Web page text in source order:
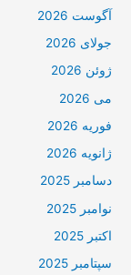
آگوست 2026
جولای 2026
ژوئن 2026
می 2026
فوریه 2026
ژانویه 2026
دسامبر 2025
نوامبر 2025
اکتبر 2025
سپتامبر 2025